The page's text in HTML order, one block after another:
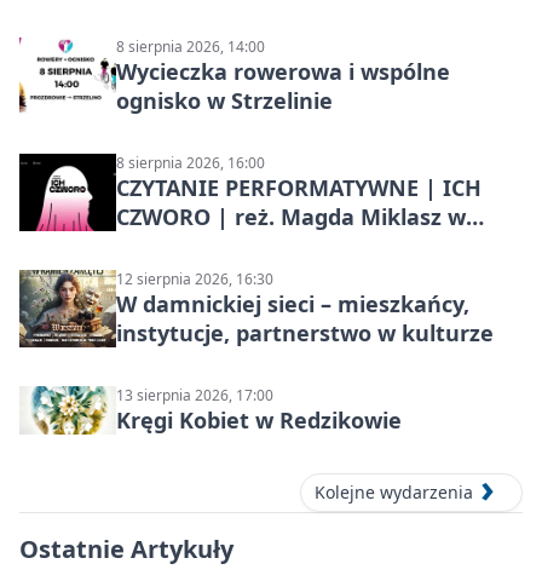
8 sierpnia 2026, 14:00
Wycieczka rowerowa i wspólne
ognisko w Strzelinie
8 sierpnia 2026, 16:00
CZYTANIE PERFORMATYWNE | ICH
CZWORO | reż. Magda Miklasz w
12 sierpnia 2026, 16:30
W damnickiej sieci – mieszkańcy,
instytucje, partnerstwo w kulturze
13 sierpnia 2026, 17:00
Kręgi Kobiet w Redzikowie
Kolejne wydarzenia
Ostatnie Artykuły